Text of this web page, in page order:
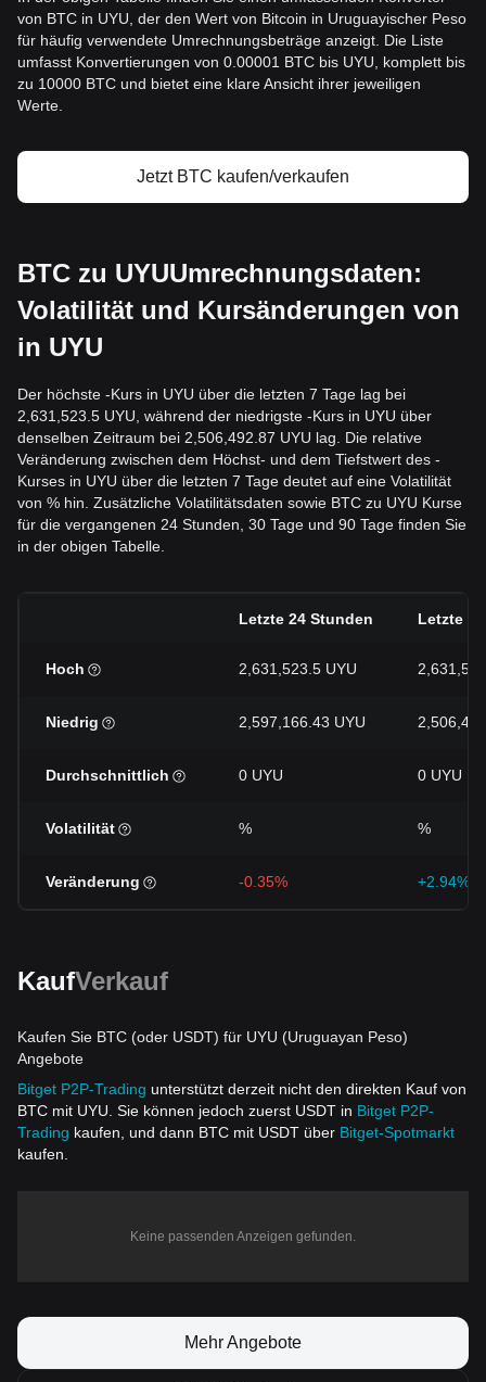
von BTC in UYU, der den Wert von Bitcoin in Uruguayischer Peso
für häufig verwendete Umrechnungsbeträge anzeigt. Die Liste
umfasst Konvertierungen von 0.00001 BTC bis UYU, komplett bis
zu 10000 BTC und bietet eine klare Ansicht ihrer jeweiligen
Werte.
Jetzt BTC kaufen/verkaufen
BTC zu UYUUmrechnungsdaten:
Volatilität und Kursänderungen von
in UYU
Der höchste -Kurs in UYU über die letzten 7 Tage lag bei
2,631,523.5 UYU, während der niedrigste -Kurs in UYU über
denselben Zeitraum bei 2,506,492.87 UYU lag. Die relative
Veränderung zwischen dem Höchst- und dem Tiefstwert des -
Kurses in UYU über die letzten 7 Tage deutet auf eine Volatilität
von % hin. Zusätzliche Volatilitätsdaten sowie BTC zu UYU Kurse
für die vergangenen 24 Stunden, 30 Tage und 90 Tage finden Sie
in der obigen Tabelle.
Letzte 24 Stunden Letzte 7
Hoch 2,631,523.5 UYU
Niedrig 2,597,166.43 UYU
Durchschnittlich 0 UYU 0 UYU
Volatilität % %
Veränderung -0.35% +2.94%
KaufVerkauf
Kaufen Sie BTC (oder USDT) für UYU (Uruguayan Peso)
Angebote
Bitget P2P-Trading unterstützt derzeit nicht den direkten Kauf von
BTC mit UYU. Sie können jedoch zuerst USDT in Bitget P2P-
Trading kaufen, und dann BTC mit USDT über Bitget-Spotmarkt
kaufen.
Keine passenden Anzeigen gefunden.
Mehr Angebote